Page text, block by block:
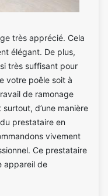
très apprécié. Cela
élégant. De plus,
très suffisant pour
votre poêle soit à
de ramonage
d’une manière
prestataire en
vivement
Ce prestataire
appareil de